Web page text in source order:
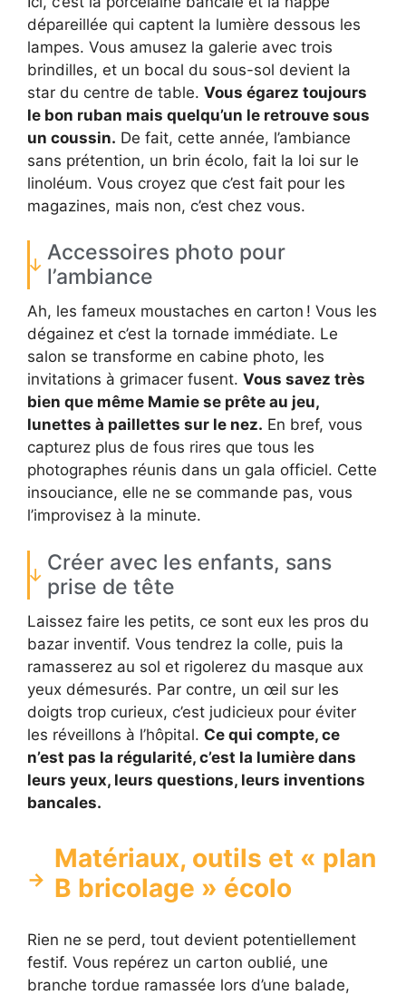
dépareillée qui captent la lumière dessous les
lampes. Vous amusez la galerie avec trois
brindilles, et un bocal du sous-sol devient la
star du centre de table. Vous égarez toujours
le bon ruban mais quelqu’un le retrouve sous
un coussin. De fait, cette année, l’ambiance
sans prétention, un brin écolo, fait la loi sur le
linoléum. Vous croyez que c’est fait pour les
magazines, mais non, c’est chez vous.
Accessoires photo pour
l’ambiance
Ah, les fameux moustaches en carton ! Vous les
dégainez et c’est la tornade immédiate. Le
salon se transforme en cabine photo, les
invitations à grimacer fusent. Vous savez très
bien que même Mamie se prête au jeu,
lunettes à paillettes sur le nez. En bref, vous
capturez plus de fous rires que tous les
photographes réunis dans un gala officiel. Cette
insouciance, elle ne se commande pas, vous
l’improvisez à la minute.
Créer avec les enfants, sans
prise de tête
Laissez faire les petits, ce sont eux les pros du
bazar inventif. Vous tendrez la colle, puis la
ramasserez au sol et rigolerez du masque aux
yeux démesurés. Par contre, un œil sur les
doigts trop curieux, c’est judicieux pour éviter
les réveillons à l’hôpital. Ce qui compte, ce
n’est pas la régularité, c’est la lumière dans
leurs yeux, leurs questions, leurs inventions
bancales.
Matériaux, outils et « plan
B bricolage » écolo
Rien ne se perd, tout devient potentiellement
festif. Vous repérez un carton oublié, une
branche tordue ramassée lors d’une balade,